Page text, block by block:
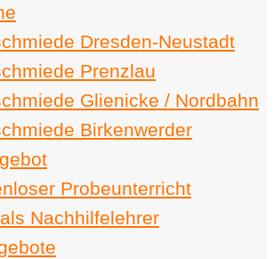
Dresden-Neustadt
Prenzlau
Glienicke / Nordbahn
Birkenwerder
Probeunterricht
Nachhilfelehrer